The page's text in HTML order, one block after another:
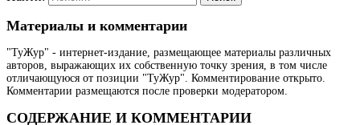
Материалы и комментарии
"ТуЖур" - интернет-издание, размещающее материалы различных
авторов, выражающих их собственную точку зрения, в том числе
отличающуюся от позиции "ТуЖур". Комментирование открыто.
Комментарии размещаются после проверки модератором.
СОДЕРЖАНИЕ И КОММЕНТАРИИ